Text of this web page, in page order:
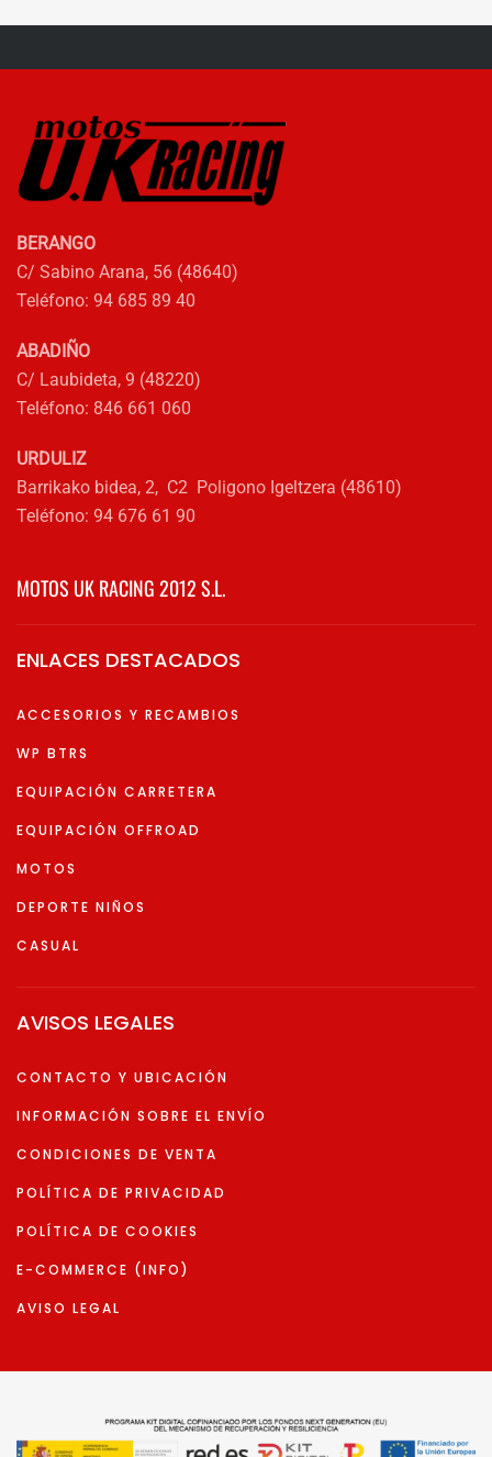
original actual
original actual
BERANGO
C/ Sabino Arana, 56 (48640)
Teléfono: 94 685 89 40
ABADIÑO
C/ Laubideta, 9 (48220)
Teléfono: 846 661 060
URDULIZ
Barrikako bidea, 2, C2 Poligono Igeltzera (48610)
Teléfono: 94 676 61 90
MOTOS UK RACING 2012 S.L.
ENLACES DESTACADOS
ACCESORIOS Y RECAMBIOS
WP BTRS
EQUIPACIÓN CARRETERA
EQUIPACIÓN OFFROAD
MOTOS
DEPORTE NIÑOS
CASUAL
AVISOS LEGALES
CONTACTO Y UBICACIÓN
INFORMACIÓN SOBRE EL ENVÍO
CONDICIONES DE VENTA
POLÍTICA DE PRIVACIDAD
POLÍTICA DE COOKIES
E-COMMERCE (INFO)
AVISO LEGAL